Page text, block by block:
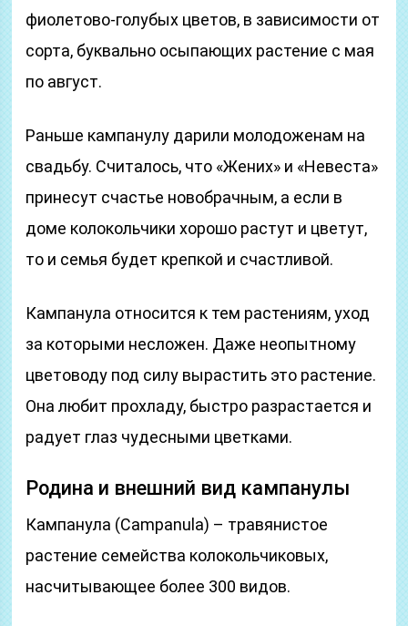
фиолетово-голубых цветов, в зависимости от
сорта, буквально осыпающих растение с мая
по август.
Раньше кампанулу дарили молодоженам на
свадьбу. Считалось, что «Жених» и «Невеста»
принесут счастье новобрачным, а если в
доме колокольчики хорошо растут и цветут,
то и семья будет крепкой и счастливой.
Кампанула относится к тем растениям, уход
за которыми несложен. Даже неопытному
цветоводу под силу вырастить это растение.
Она любит прохладу, быстро разрастается и
радует глаз чудесными цветками.
Родина и внешний вид кампанулы
Кампанула (Campanula) – травянистое
растение семейства колокольчиковых,
насчитывающее более 300 видов.